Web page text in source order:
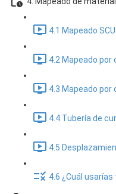
4.1 Mapeado
4.2 Mapeado por
4.3 Mapeado por
4.4 Tubería de
4.5
4.6 ¿Cuál usarías